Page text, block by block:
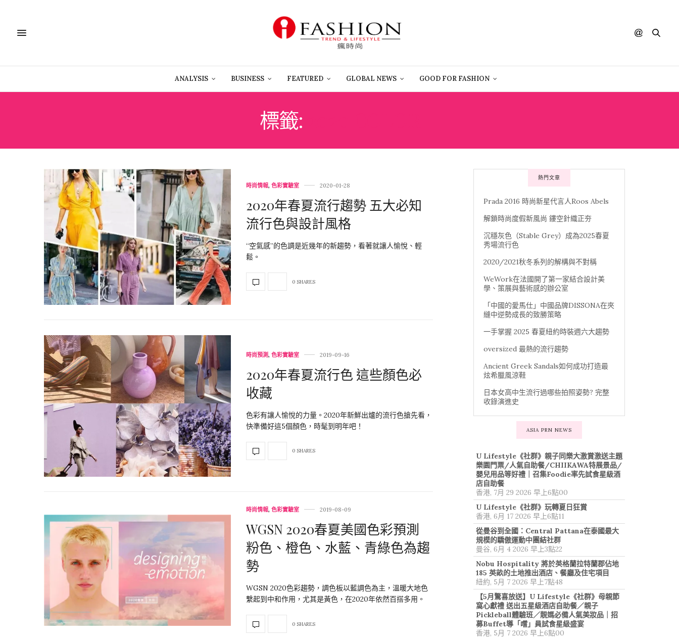
ANALYSIS BUSINESS FEATURED GLOBAL NEWS GOOD FOR FASHION
標籤:
時尚情報, 色彩實驗室 2020-01-28
2020年春夏流行趨勢 五大必知
流行色與設計風格
“空氣感”的色調是近幾年的新趨勢，看著就讓人愉悅、輕
鬆。
0 SHARES
時尚預測, 色彩實驗室 2019-09-16
2020年春夏流行色 這些顏色必
收藏
色彩有讓人愉悅的力量。2020年新鮮出爐的流行色搶先看，
快準備好這5個顏色，時髦到明年吧！
0 SHARES
時尚情報, 色彩實驗室 2019-08-09
WGSN 2020春夏美國色彩預測
粉色、橙色、水藍、青綠色為趨
勢
WGSN 2020色彩趨勢，調色板以藍調色為主，溫暖大地色
繫起到中和作用，尤其是黃色，在2020年依然百搭多用。
0 SHARES
熱門文章
Prada 2016 時尚新星代言人Roos Abels
解鎖時尚度假新風尚 鏤空針織正夯
沉穩灰色（Stable Grey）成為2025春夏
秀場流行色
2020/2021秋冬系列的解構與不對稱
WeWork在法國開了第一家結合設計美
學、策展與藝術感的辦公室
「中國的愛馬仕」中國品牌DISSONA在夾
縫中逆勢成長的致勝策略
一手掌握 2025 春夏紐約時裝週六大趨勢
oversized 最熱的流行趨勢
Ancient Greek Sandals如何成功打造最
炫希臘風涼鞋
日本女高中生流行過哪些拍照姿勢? 完整
收錄演進史
ASIA PRN NEWS
U Lifestyle《社群》親子同樂大激賞激送主題
樂園門票/人氣自助餐/CHIIKAWA特展景品/
嬰兒用品等好禮｜召集Foodie率先試食星級酒
店自助餐
香港, 7月 29 2026 早上6點00
U Lifestyle《社群》玩轉夏日狂賞
香港, 6月 17 2026 早上6點11
從曼谷到全國：Central Pattana在泰國最大
規模的驕傲運動中團結社群
曼谷, 6月 4 2026 早上3點22
Nobu Hospitality 將於英格蘭拉特蘭郡佔地
185 英畝的土地推出酒店、餐廳及住宅項目
紐約, 5月 7 2026 早上7點48
【5月驚喜放送】U Lifestyle《社群》母親節
窩心獻禮 送出五星級酒店自助餐／親子
Pickleball體驗班／靚媽必備人氣美妝品｜招
募Buffet導「嚐」員試食星級盛宴
香港, 5月 7 2026 早上6點00